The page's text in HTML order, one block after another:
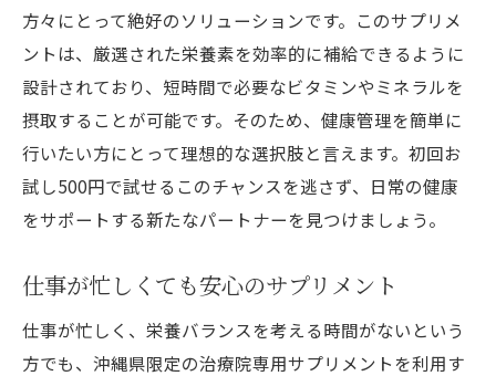
方々にとって絶好のソリューションです。このサプリメ
ントは、厳選された栄養素を効率的に補給できるように
設計されており、短時間で必要なビタミンやミネラルを
摂取することが可能です。そのため、健康管理を簡単に
行いたい方にとって理想的な選択肢と言えます。初回お
試し500円で試せるこのチャンスを逃さず、日常の健康
をサポートする新たなパートナーを見つけましょう。
仕事が忙しくても安心のサプリメント
仕事が忙しく、栄養バランスを考える時間がないという
方でも、沖縄県限定の治療院専用サプリメントを利用す